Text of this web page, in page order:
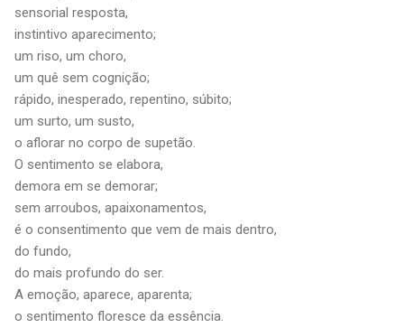
sensorial resposta,
instintivo aparecimento;
um riso, um choro,
um quê sem cognição;
rápido, inesperado, repentino, súbito;
um surto, um susto,
o aflorar no corpo de supetão.
O sentimento se elabora,
demora em se demorar;
sem arroubos, apaixonamentos,
é o consentimento que vem de mais dentro,
do fundo,
do mais profundo do ser.
A emoção, aparece, aparenta;
o sentimento floresce da essência.